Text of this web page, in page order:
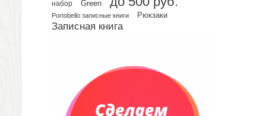
Рюкзаки
Конференц-сумки
Несессеры и косметички
набор
Green
Portobello записные книги Рюкзаки
Записная книга